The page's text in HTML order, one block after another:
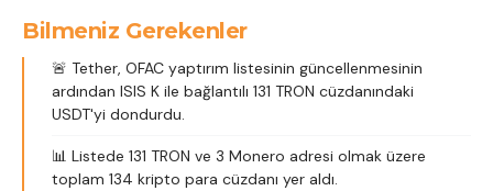
Bilmeniz Gerekenler
🚨 Tether, OFAC yaptırım listesinin güncellenmesinin
ardından ISIS K ile bağlantılı 131 TRON cüzdanındaki
USDT'yi dondurdu.
📊 Listede 131 TRON ve 3 Monero adresi olmak üzere
toplam 134 kripto para cüzdanı yer aldı.